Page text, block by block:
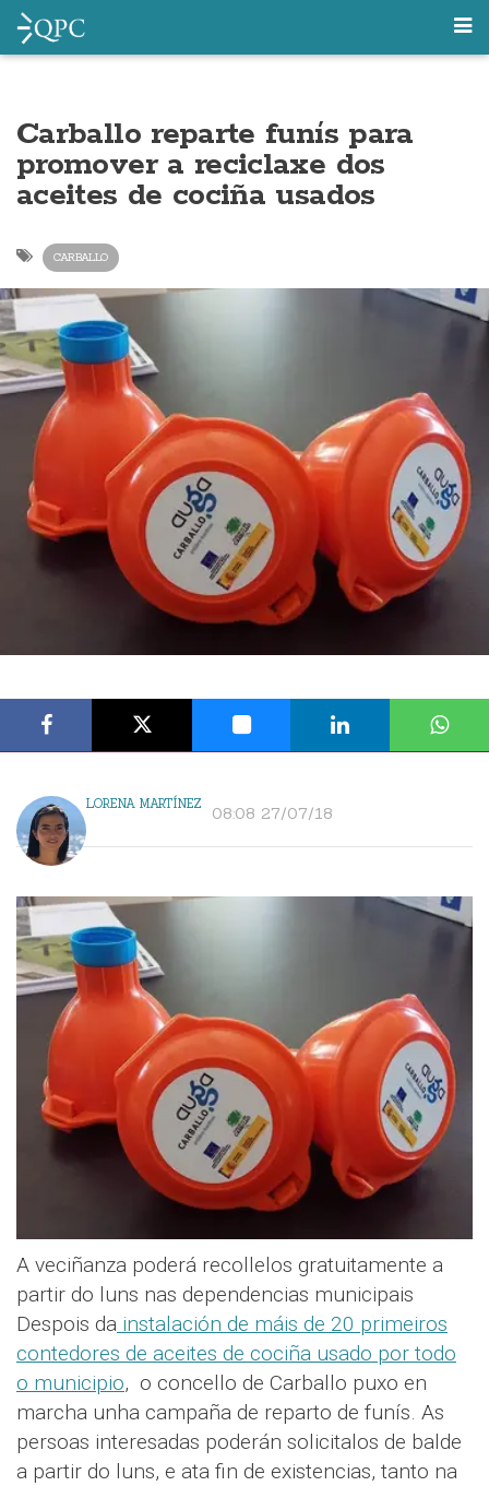
Carballo reparte funís para
promover a reciclaxe dos
aceites de cociña usados
CARBALLO
LORENA MARTÍNEZ 08:08 27/07/18
A veciñanza poderá recollelos gratuitamente a
partir do luns nas dependencias municipais
Despois da instalación de máis de 20 primeiros
contedores de aceites de cociña usado por todo
o municipio, o concello de Carballo puxo en
marcha unha campaña de reparto de funís. As
persoas interesadas poderán solicitalos de balde
a partir do luns, e ata fin de existencias, tanto na